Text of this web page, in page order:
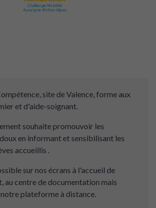
site de Valence, forme aux
et d'aide-soignant.
souhaite promouvoir les
en informant et sensibilisant les
accueillis .
sur nos écrans à l'accueil de
au centre de documentation mais
plateforme à distance.